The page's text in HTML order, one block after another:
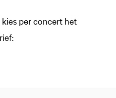
per concert het